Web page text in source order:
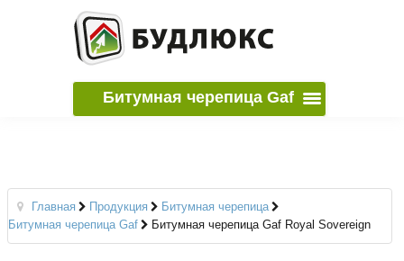
Битумная черепица Gaf
Главная Продукция
Битумная черепица
Битумная черепица Gaf
Битумная черепица Gaf Royal Sovereign